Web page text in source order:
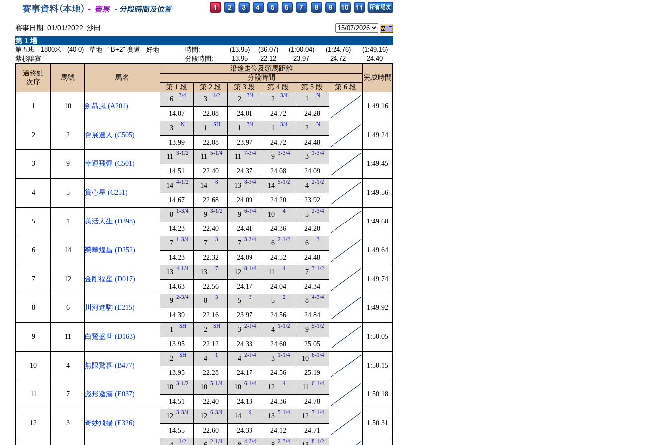
賽事日期: 01/01/2022, 沙田
第 1 場
第五班 - 1800米 - (40-0) - 草地 - "B+2" 賽道 - 好地
紫杉讓賽
時間: (13.95) (36.07) (1:00.04) (1:24.76)
(1:49.16)
分段時間:
13.95 22.12 23.97 24.72
24.40
過終點
次序
馬號 馬名
沿途走位及頭馬距離
完成時間
分段時間
第 1 段
第 2 段 第 3 段 第 4 段 第 5 段 第 6 段
1 10 劍聶風 (A201)
6 3/4
14.07
3 1/2
22.08
2 3/4
24.01
2 3/4
24.72
1 N
24.28
1:49.16
2 2 會展達人 (C505)
3 N
13.99
1 SH
22.08
1 3/4
23.97
1 3/4
24.72
2 N
24.48
1:49.24
3 9 幸運飛彈 (C501)
11 3-1/2
14.51
11 5-1/4
22.40
11 7-3/4
24.37
9 3-3/4
24.08
3 1-3/4
24.09
1:49.45
4 5 賞心星 (C251)
14 4-1/2
14.67
14 8
22.68
13 8-3/4
24.09
14 5-1/2
24.20
4 2-1/2
23.92
1:49.56
5 1 美活人生 (D398)
8 1-3/4
14.23
9 3-1/2
22.40
9 6-1/4
24.41
10 4
24.36
5 2-3/4
24.20
1:49.60
6 14 榮華煌昌 (D252)
7 1-3/4
14.23
7 3
22.32
7 3-3/4
24.09
6 2-1/2
24.52
6 3
24.48
1:49.64
7 12 金剛福星 (D017)
13 4-1/4
14.63
13 7
22.56
12 8-1/4
24.17
11 4
24.04
7 3-1/2
24.34
1:49.74
8 6 川河進駒 (E215)
9 2-3/4
14.39
8 3
22.16
5 3
23.97
5 2
24.56
8 4-3/4
24.84
1:49.92
9 11 白鷺盛世 (D163)
1 SH
13.95
2 SH
22.12
3 2-1/4
24.33
4 1-1/2
24.60
9 5-1/2
25.05
1:50.05
10 4 無限驚喜 (B477)
2 SH
13.95
4 1
22.28
4 2-1/4
24.17
3 1-1/4
24.56
10 6-1/4
25.19
1:50.15
11 7 彪形遨漢 (E037)
10 3-1/2
14.51
10 5-1/4
22.40
10 6-1/4
24.13
12 4
24.36
11 6-1/4
24.78
1:50.18
12 3 奇妙飛揚 (E326)
12 3-3/4
14.55
12 6-3/4
22.60
14 9
24.33
13 5-1/4
24.12
12 7-1/4
24.71
1:50.31
1/2 2-1/4 4-3/4 2-3/4 8-1/2